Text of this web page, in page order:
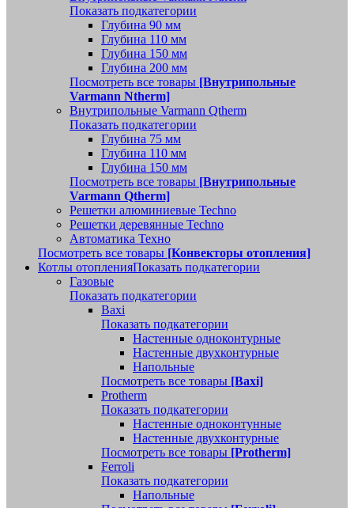
Показать подкатегории
Глубина 90 мм
Глубина 110 мм
Глубина 150 мм
Глубина 200 мм
Посмотреть все товары [Внутрипольные
Varmann Ntherm]
Внутрипольные Varmann Qtherm
Показать подкатегории
Глубина 75 мм
Глубина 110 мм
Глубина 150 мм
Посмотреть все товары [Внутрипольные
Varmann Qtherm]
Решетки алюминиевые Techno
Решетки деревянные Techno
Автоматика Техно
Посмотреть все товары [Конвекторы отопления]
Котлы отопленияПоказать подкатегории
Газовые
Показать подкатегории
Baxi
Показать подкатегории
Настенные одноконтурные
Настенные двухконтурные
Напольные
Посмотреть все товары [Baxi]
Protherm
Показать подкатегории
Настенные одноконтунные
Настенные двухконтурные
Посмотреть все товары [Protherm]
Ferroli
Показать подкатегории
Напольные